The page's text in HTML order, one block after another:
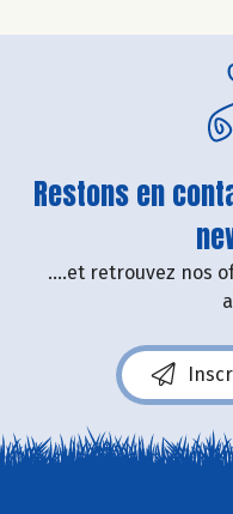
Restons en
....et retrouvez nos